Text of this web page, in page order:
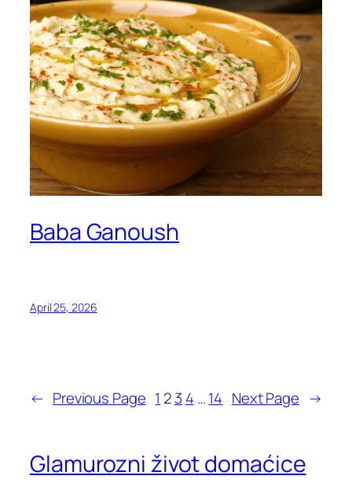
Baba Ganoush
April 25, 2026
← Previous Page 1 23 4 …14 Next Page →
Glamurozni život domaćice